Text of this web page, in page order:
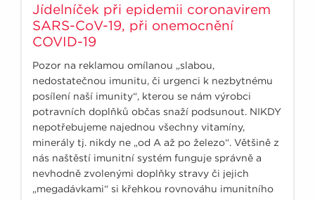
Jídelníček při epidemii coronavirem
SARS-CoV-19, při onemocnění
COVID-19
Pozor na reklamou omílanou „slabou,
nedostatečnou imunitu, či urgenci k nezbytnému
posílení naší imunity“, kterou se nám výrobci
potravních doplňků občas snaží podsunout. NIKDY
nepotřebujeme najednou všechny vitamíny,
minerály tj. nikdy ne „od A až po železo“. Většině z
nás naštěstí imunitní systém funguje správně a
nevhodně zvolenými doplňky stravy či jejich
„megadávkami“ si křehkou rovnováhu imunitního